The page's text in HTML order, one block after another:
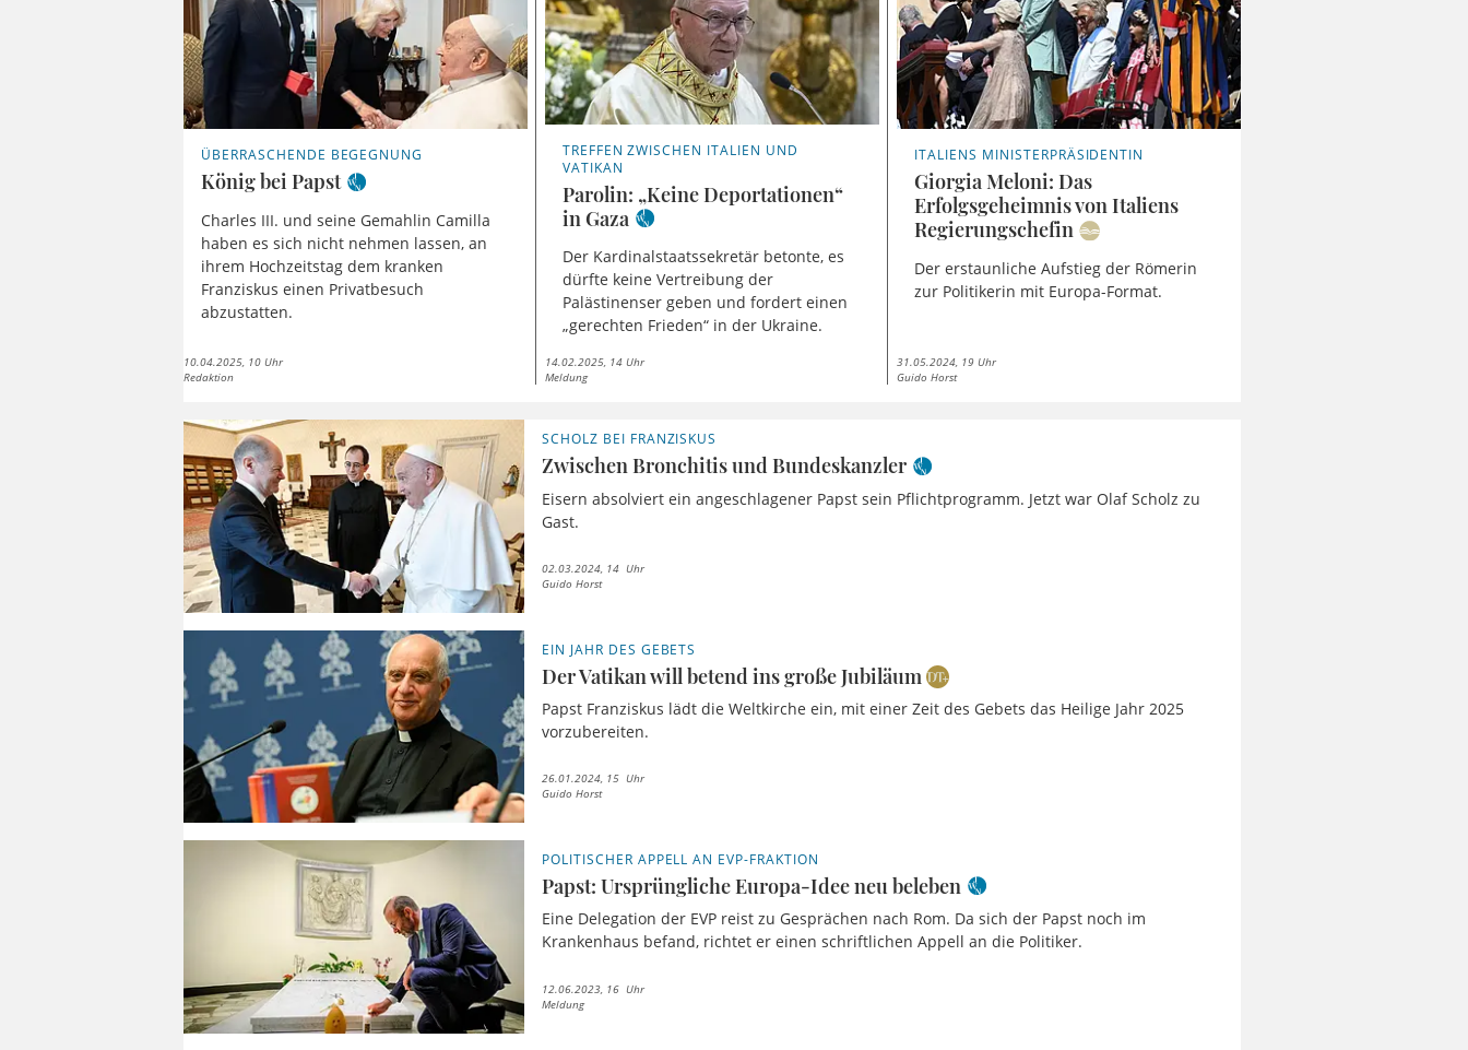
ÜBERRASCHENDE BEGEGNUNG
König bei Papst
Charles III. und seine Gemahlin Camilla
haben es sich nicht nehmen lassen, an
ihrem Hochzeitstag dem kranken
Franziskus einen Privatbesuch
abzustatten.
10.04.2025, 10 Uhr
Redaktion
TREFFEN ZWISCHEN ITALIEN UND
VATIKAN
Parolin: „Keine Deportationen“
in Gaza
Der Kardinalstaatssekretär betonte, es
dürfte keine Vertreibung der
Palästinenser geben und fordert einen
„gerechten Frieden“ in der Ukraine.
14.02.2025, 14 Uhr
Meldung
ITALIENS MINISTERPRÄSIDENTIN
Giorgia Meloni: Das
Erfolgsgeheimnis von Italiens
Regierungschefin
Der erstaunliche Aufstieg der Römerin
zur Politikerin mit Europa-Format.
31.05.2024, 19 Uhr
Guido Horst
SCHOLZ BEI FRANZISKUS
Zwischen Bronchitis und Bundeskanzler
Eisern absolviert ein angeschlagener Papst sein Pflichtprogramm. Jetzt war Olaf Scholz zu
Gast.
02.03.2024, 14 Uhr
Guido Horst
EIN JAHR DES GEBETS
Der Vatikan will betend ins große Jubiläum
Papst Franziskus lädt die Weltkirche ein, mit einer Zeit des Gebets das Heilige Jahr 2025
vorzubereiten.
26.01.2024, 15 Uhr
Guido Horst
POLITISCHER APPELL AN EVP-FRAKTION
Papst: Ursprüngliche Europa-Idee neu beleben
Eine Delegation der EVP reist zu Gesprächen nach Rom. Da sich der Papst noch im
Krankenhaus befand, richtet er einen schriftlichen Appell an die Politiker.
12.06.2023, 16 Uhr
Meldung